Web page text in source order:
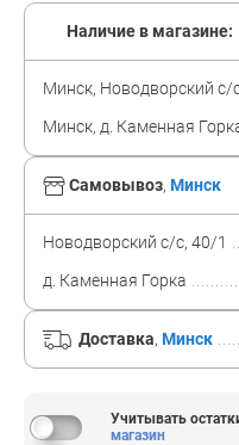
Самовывоз, Минск
Новодворский с/с, 40/1
д. Каменная Горка
Доставка, Минск
Наличие в магазине:
Минск, Новодворский с/
Минск, д. Каменная
Учитывать
магазин